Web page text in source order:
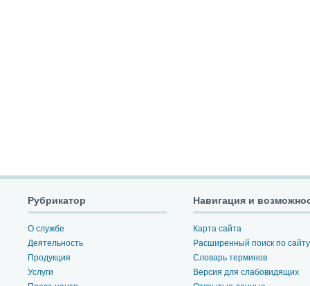
Рубрикатор
О службе
Деятельность
Продукция
Услуги
Навигация и
Карта сайта
Расширенный поиск по сайту
Словарь терминов
Версия для слабовидящих